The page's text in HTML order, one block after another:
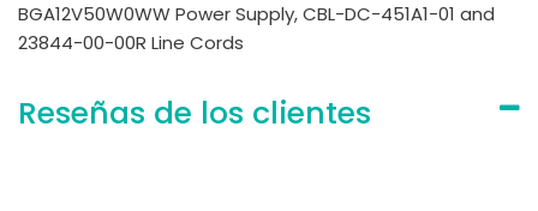
BGA12V50W0WW Power Supply, CBL-DC-451A1-01 and
23844-00-00R Line Cords
Reseñas de los clientes